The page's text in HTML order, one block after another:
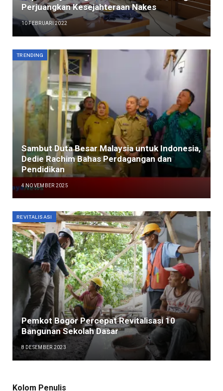
Perjuangkan Kesejahteraan Nakes
10 FEBRUARI 2022
TRENDING
Sambut Duta Besar Malaysia untuk Indonesia,
Dedie Rachim Bahas Perdagangan dan
Pendidikan
4 NOVEMBER 2025
REVITALISASI
Pemkot Bogor Percepat Revitalisasi 10
Bangunan Sekolah Dasar
8 DESEMBER 2023
Kolom Penulis